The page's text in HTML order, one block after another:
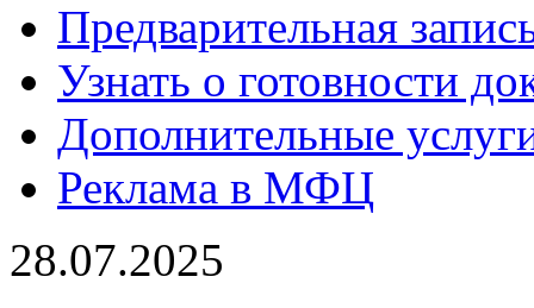
Предварительная
Узнать о готовности
Дополнительные
Реклама в МФЦ
28.07.2025